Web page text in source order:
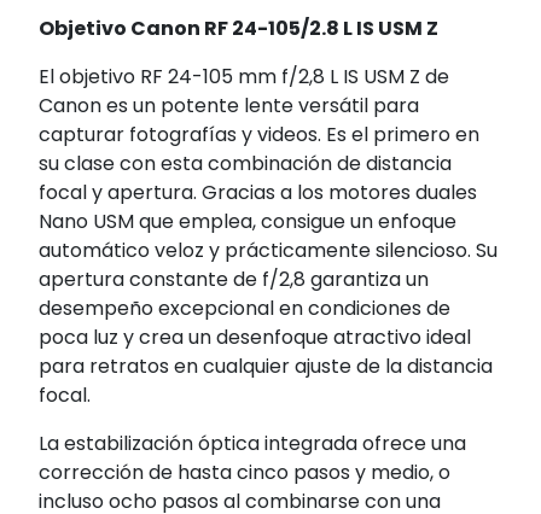
Objetivo Canon RF 24-105/2.8 L IS USM Z
El objetivo RF 24-105 mm f/2,8 L IS USM Z de
Canon es un potente lente versátil para
capturar fotografías y videos. Es el primero en
su clase con esta combinación de distancia
focal y apertura. Gracias a los motores duales
Nano USM que emplea, consigue un enfoque
automático veloz y prácticamente silencioso. Su
apertura constante de f/2,8 garantiza un
desempeño excepcional en condiciones de
poca luz y crea un desenfoque atractivo ideal
para retratos en cualquier ajuste de la distancia
focal.
La estabilización óptica integrada ofrece una
corrección de hasta cinco pasos y medio, o
incluso ocho pasos al combinarse con una